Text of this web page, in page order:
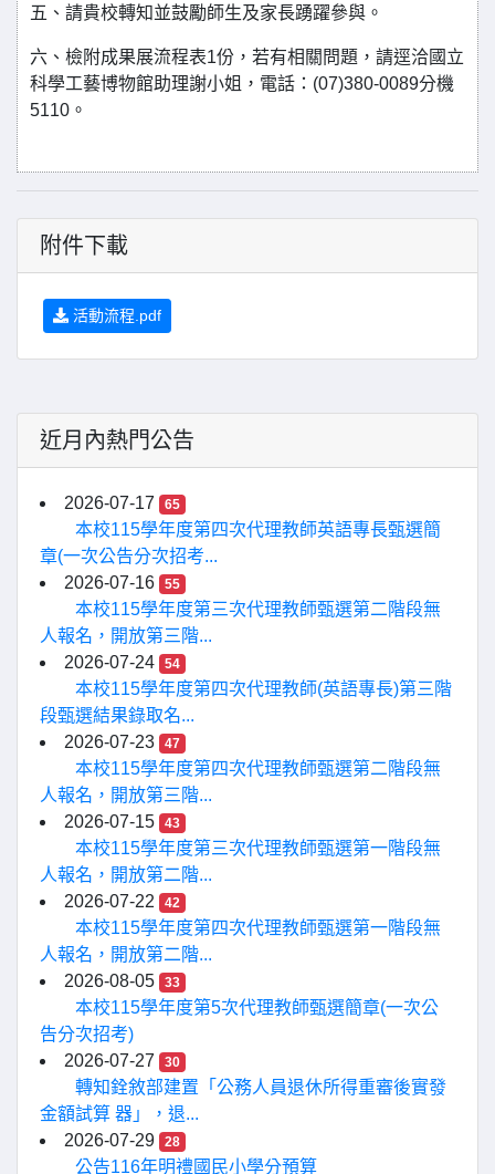
五、請貴校轉知並鼓勵師生及家長踴躍參與。
六、檢附成果展流程表1份，若有相關問題，請逕洽國立
科學工藝博物館助理謝小姐，電話：(07)380-0089分機
5110。
附件下載
活動流程.pdf
近月內熱門公告
2026-07-17 65
本校115學年度第四次代理教師英語專長甄選簡
章(一次公告分次招考...
2026-07-16
55
本校115學年度第三次代理教師甄選第二階段無
人報名，開放第三階...
2026-07-24
54
本校115學年度第四次代理教師(英語專長)第三階
段甄選結果錄取名...
2026-07-23
47
本校115學年度第四次代理教師甄選第二階段無
人報名，開放第三階...
2026-07-15
43
本校115學年度第三次代理教師甄選第一階段無
人報名，開放第二階...
2026-07-22
42
本校115學年度第四次代理教師甄選第一階段無
人報名，開放第二階...
2026-08-05
33
本校115學年度第5次代理教師甄選簡章(一次公
告分次招考)
2026-07-27
30
轉知銓敘部建置「公務人員退休所得重審後實發
金額試算 器」，退...
2026-07-29
28
公告116年明禮國民小學分預算